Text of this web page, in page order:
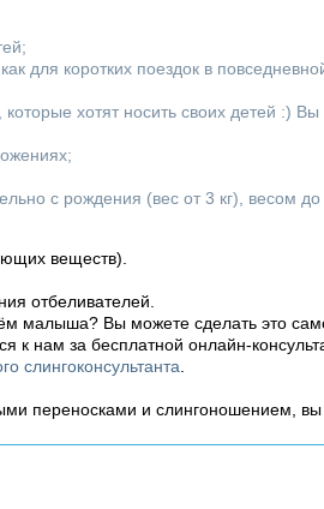
для коротких поездок в
хотят носить своих детей :)
с рождения (вес от 3 кг), весом
веществ).
отбеливателей.
малыша? Вы можете сделать это
к нам за бесплатной онлайн-
слингоконсультанта
переносками и слингоношением,